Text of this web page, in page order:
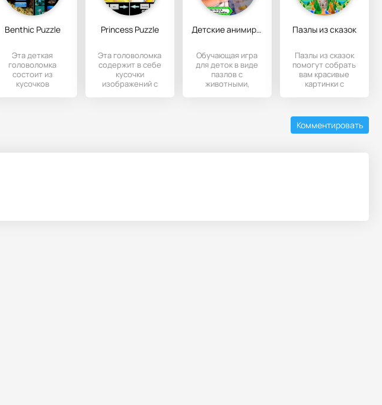
Benthic Puzzle
Эта деткая
головоломка
состоит из
кусочков
Princess Puzzle
Эта головоломка
содержит в себе
кусочки
изображений с
Детские анимированные пазлы
Обучающая игра
для деток в виде
пазлов с
животными,
Пазлы из сказок
Пазлы из сказок
помогут собрать
вам красивые
картинки с
Комментировать